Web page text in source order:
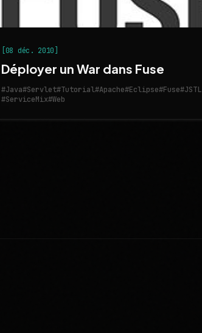
[08 déc. 2010]
Déployer un War dans Fuse
#Java#Servlet#Tutorial#Apache#Eclipse#Fuse#JSTL
#ServiceMix#Web